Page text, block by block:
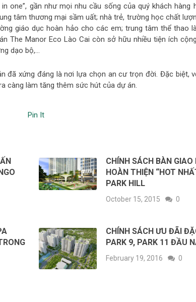
one”, gần như mọi nhu cầu sống của quý khách hàng
tâm thương mại sầm uất; nhà trẻ, trường học chất
giáo dục hoàn hảo cho các em; trung tâm thể thao
The Manor Eco Lào Cai còn sở hữu nhiều tiện ích
dạo bộ,…
đã xứng đáng là nơi lựa chọn an cư trọn đời. Đặc biệt,
càng làm tăng thêm sức hút của dự án.
Pin It
CHÍNH SÁCH BÀN GIAO
HOÀN THIỆN “HOT
PARK HILL
October 15, 2015 0
CHÍNH SÁCH ƯU ĐÃI
PARK 9, PARK 11 ĐẦU
February 19, 2016 0